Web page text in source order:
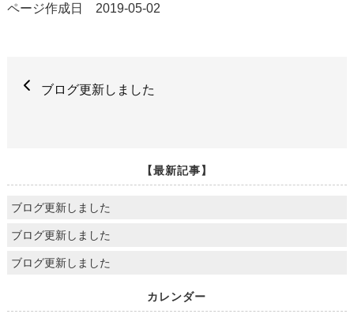
ページ作成日 2019-05-02
ブログ更新しました
【最新記事】
ブログ更新しました
ブログ更新しました
ブログ更新しました
カレンダー